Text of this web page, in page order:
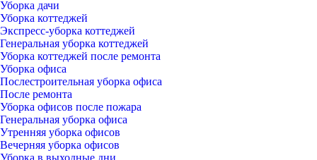
Уборка дачи
Уборка коттеджей
Экспресс-уборка коттеджей
Генеральная уборка коттеджей
Уборка коттеджей после ремонта
Уборка офиса
Послестроительная уборка офиса
После ремонта
Уборка офисов после пожара
Генеральная уборка офиса
Утренняя уборка офисов
Вечерняя уборка офисов
Уборка в выходные дни